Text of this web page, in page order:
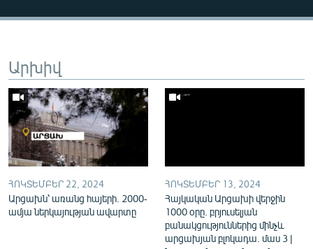
Հայերեն
English
Русский
ՀԵՏԵՎԵՔ ՄԵԶ
Արխիվ
ՀՈԿՏԵՄԲԵՐ 22, 2024
Արցախն՝ առանց հայերի. 2000-
ամյա ներկայության ավարտը
ՀՈԿՏԵՄԲԵՐ 13, 2024
Հայկական Արցախի վերջին
1000 օրը. բրյուսելյան
բանակցություններից մինչև
արցախյան բլոկադա. մաս 3 |